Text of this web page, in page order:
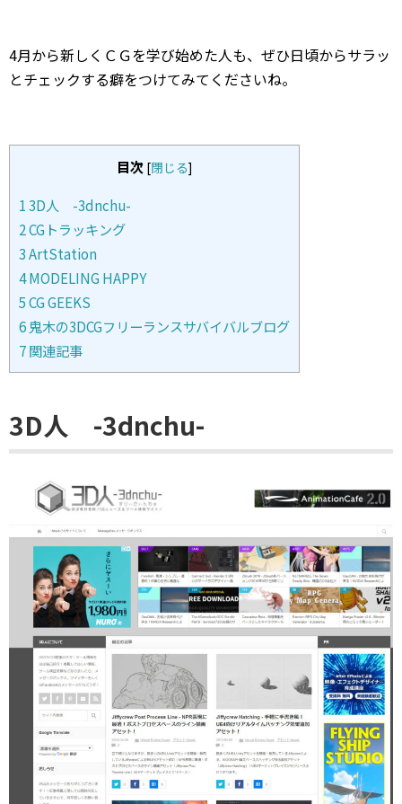
4月から新しくＣＧを学び始めた人も、ぜひ日頃からサラッ
とチェックする癖をつけてみてくださいね。
目次 [閉じる]
13D人 -3dnchu-
2CGトラッキング
3ArtStation
4MODELING HAPPY
5CG GEEKS
6 鬼木の3DCGフリーランスサバイバルブログ
7関連記事
3D人 -3dnchu-